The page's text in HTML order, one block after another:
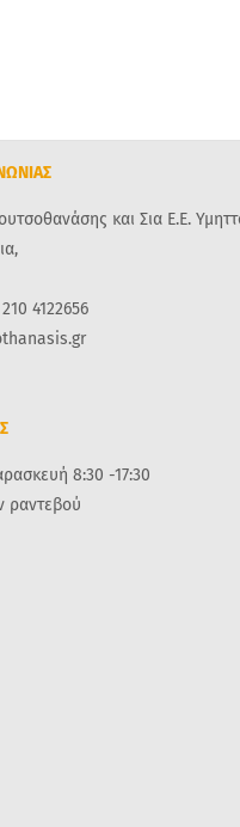
και Σια Ε.Ε.
4122656
8:30 -17:30
ραντεβού